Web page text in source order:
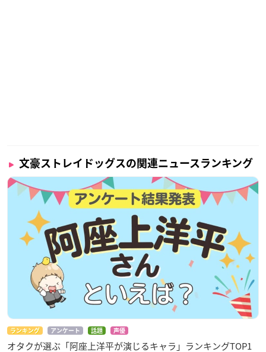
文豪ストレイドッグスの関連ニュースランキング
ランキング アンケート 話題 声優
オタクが選ぶ「阿座上洋平が演じるキャラ」ランキングTOP1